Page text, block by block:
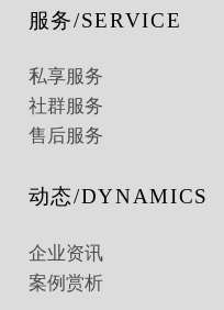
服务/SERVICE
私享服务
社群服务
售后服务
动态/DYNAMICS
企业资讯
案例赏析